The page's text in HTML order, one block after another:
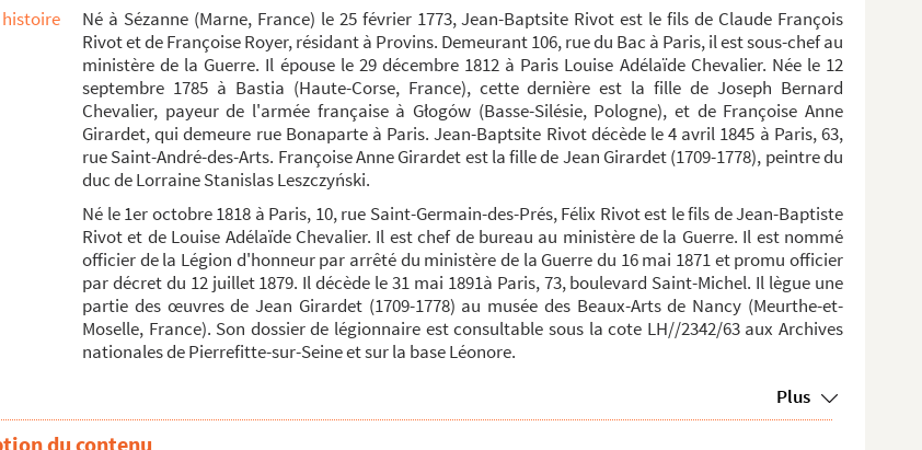
de L'Arioste
Né à Sézanne (Marne, France) le 25 février 1773, Jean-Baptsite Rivot est le fils de Claude François
Rivot et de Françoise Royer, résidant à Provins. Demeurant 106, rue du Bac à Paris, il est sous-chef au
ministère de la Guerre. Il épouse le 29 décembre 1812 à Paris Louise Adélaïde Chevalier. Née le 12
septembre 1785 à Bastia (Haute-Corse, France), cette dernière est la fille de Joseph Bernard
Chevalier, payeur de l'armée française à Głogów (Basse-Silésie, Pologne), et de Françoise Anne
Girardet, qui demeure rue Bonaparte à Paris. Jean-Baptsite Rivot décède le 4 avril 1845 à Paris, 63,
rue Saint-André-des-Arts. Françoise Anne Girardet est la fille de Jean Girardet (1709-1778), peintre du
duc de Lorraine Stanislas Leszczyński.
Né le 1er octobre 1818 à Paris, 10, rue Saint-Germain-des-Prés, Félix Rivot est le fils de Jean-Baptiste
Rivot et de Louise Adélaïde Chevalier. Il est chef de bureau au ministère de la Guerre. Il est nommé
officier de la Légion d'honneur par arrêté du ministère de la Guerre du 16 mai 1871 et promu officier
par décret du 12 juillet 1879. Il décède le 31 mai 1891à Paris, 73, boulevard Saint-Michel. Il lègue une
partie des œuvres de Jean Girardet (1709-1778) au musée des Beaux-Arts de Nancy (Meurthe-et-
Moselle, France). Son dossier de légionnaire est consultable sous la cote LH//2342/63 aux Archives
nationales de Pierrefitte-sur-Seine et sur la base Léonore.
Plus
du contenu